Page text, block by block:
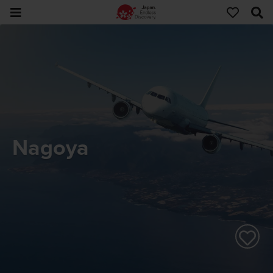
Nagoya